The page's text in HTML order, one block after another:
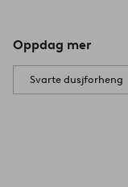
Oppdag mer
Svarte dusjforheng